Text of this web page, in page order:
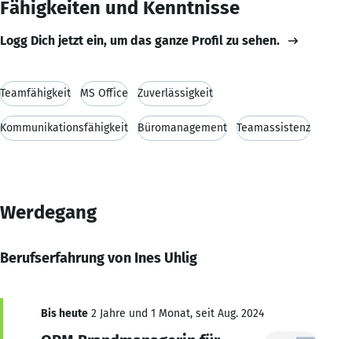
Fähigkeiten und Kenntnisse
Logg Dich jetzt ein, um das ganze Profil zu sehen.
Teamfähigkeit MS Office Zuverlässigkeit
Kommunikationsfähigkeit Büromanagement Teamassistenz
Werdegang
Berufserfahrung von Ines Uhlig
Bis heute 2 Jahre und 1 Monat, seit Aug. 2024